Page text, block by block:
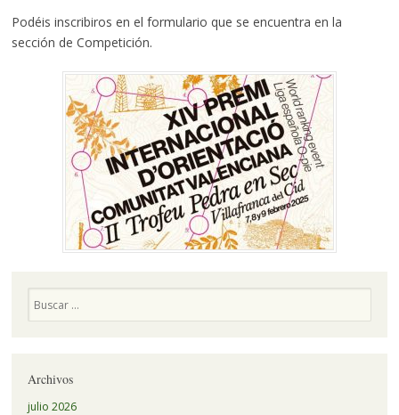
Podéis inscribiros en el formulario que se encuentra en la
sección de Competición.
Archivos
julio 2026